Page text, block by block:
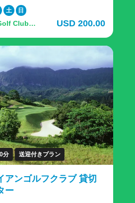
初のコースであり、最近ゴルフ
たグレッグ ノーマンによって再
大なオロマナ山とコオラウ山脈
スは、オアフ島で最も素晴らし
畏敬の念を抱かせる体験です。
迎付きプランです。 ゴルフ場ま
内しますので、初めての方でも
ます。 ＜レンタルクラ
ります＞ 「ハワイでゴルフはし
キャディーバッグを持ってくる
らでゴルフしたい」そんな方は
利用が便利です。 申し込み方
ご予約時、追加オプションが表
希望のレンタルクラブを選択く
土 日
Club,
USD 200.00
分 送迎付きプラン
アンゴルフクラブ 貸切
ー